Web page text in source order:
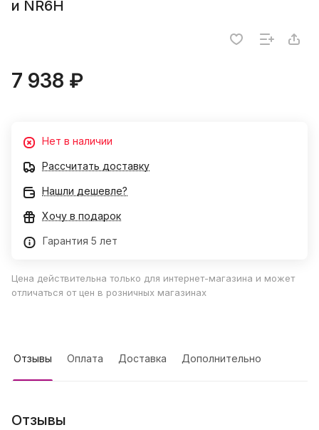
и NR6H
7 938 ₽
Нет в наличии
Рассчитать доставку
Нашли дешевле?
Хочу в подарок
Гарантия 5 лет
Цена действительна только для интернет-магазина и может
отличаться от цен в розничных магазинах
Отзывы Оплата Доставка Дополнительно
Отзывы